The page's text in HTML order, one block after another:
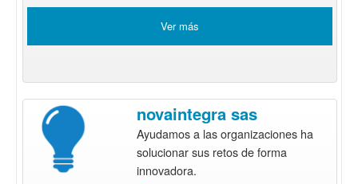
Ver más
novaintegra sas
Ayudamos a las organizaciones ha
solucionar sus retos de forma
innovadora.